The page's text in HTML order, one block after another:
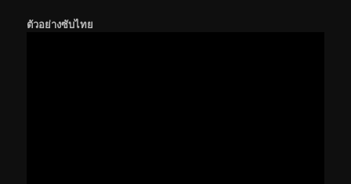
ตัวอย่างซับไทย